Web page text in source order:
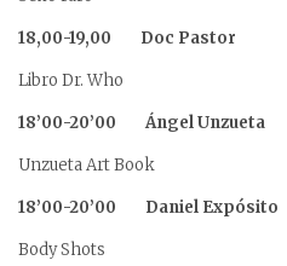
18,00-19,00 Doc Pastor
Libro Dr. Who
18’00-20’00 Ángel Unzueta
Unzueta Art Book
18’00-20’00 Daniel Expósito
Body Shots